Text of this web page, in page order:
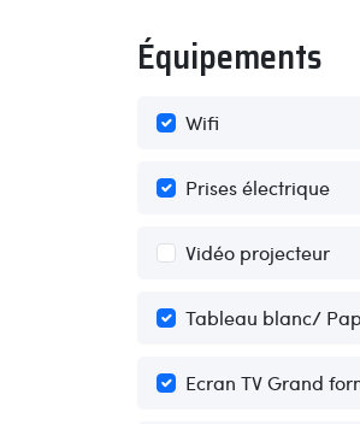
Équipements
Wifi
Prises électrique
Vidéo projecteur
Tableau blanc/
Ecran TV Grand